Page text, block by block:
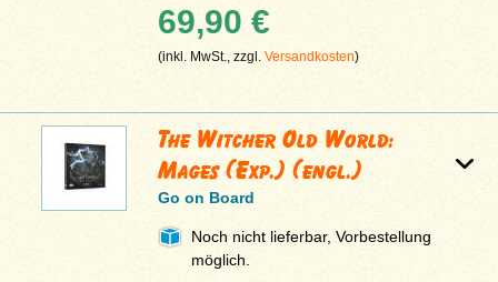
69,90 €
(inkl. MwSt., zzgl.Versandkosten)
The Witcher Old World:
Mages (Exp.) (engl.)
Go on Board
Noch nicht lieferbar, Vorbestellung
möglich.